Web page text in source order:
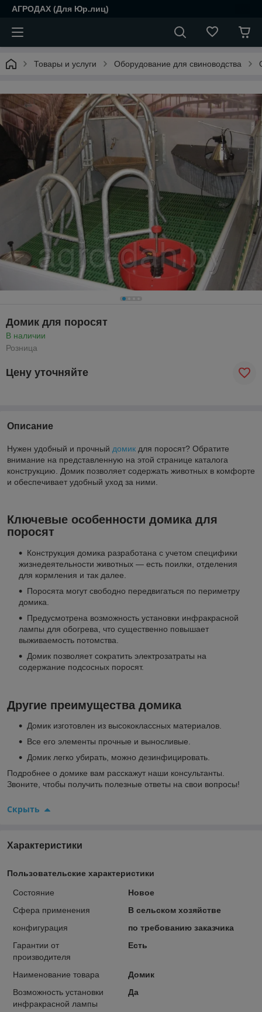
АГРОДАХ (Для Юр.лиц)
Товары и услуги Оборудование для свиноводства
Домик для поросят
В наличии
Розница
Цену уточняйте
Описание
Нужен удобный и прочный домик для поросят? Обратите
внимание на представленную на этой странице каталога
конструкцию. Домик позволяет содержать животных в комфорте
и обеспечивает удобный уход за ними.
Ключевые особенности домика для
поросят
Конструкция домика разработана с учетом специфики
жизнедеятельности животных — есть поилки, отделения
для кормления и так далее.
Поросята могут свободно передвигаться по периметру
домика.
Предусмотрена возможность установки инфракрасной
лампы для обогрева, что существенно повышает
выживаемость потомства.
Домик позволяет сократить электрозатраты на
содержание подсосных поросят.
Другие преимущества домика
Домик изготовлен из высококлассных материалов.
Все его элементы прочные и выносливые.
Домик легко убирать, можно дезинфицировать.
Подробнее о домике вам расскажут наши консультанты.
Звоните, чтобы получить полезные ответы на свои вопросы!
Скрыть
Характеристики
Пользовательские характеристики
Состояние
Новое
Сфера применения
В сельском хозяйстве
конфигурация
по требованию заказчика
Гарантии от
производителя
Есть
Наименование товара
Домик
Возможность установки
инфракрасной лампы
Да